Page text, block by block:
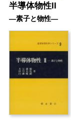
半導体物性II
―素子と物性―